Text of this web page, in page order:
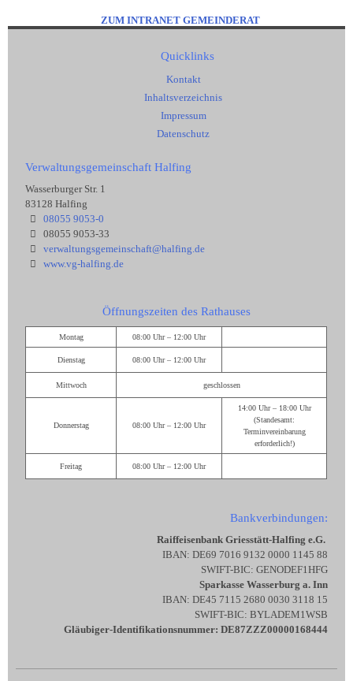
ZUM INTRANET GEMEINDERAT
Quicklinks
Kontakt
Inhaltsverzeichnis
Impressum
Datenschutz
Verwaltungsgemeinschaft Halfing
Wasserburger Str. 1
83128 Halfing
08055 9053-0
08055 9053-33
verwaltungsgemeinschaft@halfing.de
www.vg-halfing.de
Öffnungszeiten des Rathauses
Montag 08:00 Uhr – 12:00 Uhr
Dienstag 08:00 Uhr – 12:00 Uhr
Mittwoch geschlossen
Donnerstag 08:00 Uhr – 12:00 Uhr
14:00 Uhr – 18:00 Uhr
(Standesamt:
Terminvereinbarung
erforderlich!)
Freitag 08:00 Uhr – 12:00 Uhr
Bankverbindungen:
Raiffeisenbank Griesstätt-Halfing e.G.
IBAN: DE69 7016 9132 0000 1145 88
SWIFT-BIC: GENODEF1HFG
Sparkasse Wasserburg a. Inn
IBAN: DE45 7115 2680 0030 3118 15
SWIFT-BIC: BYLADEM1WSB
Gläubiger-Identifikationsnummer: DE87ZZZ00000168444